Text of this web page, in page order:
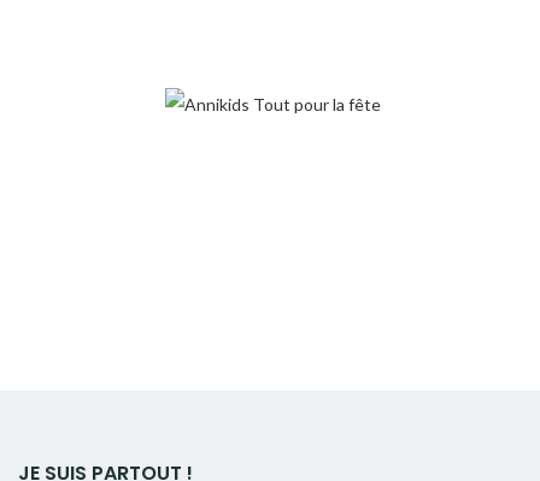
JE SUIS PARTOUT !